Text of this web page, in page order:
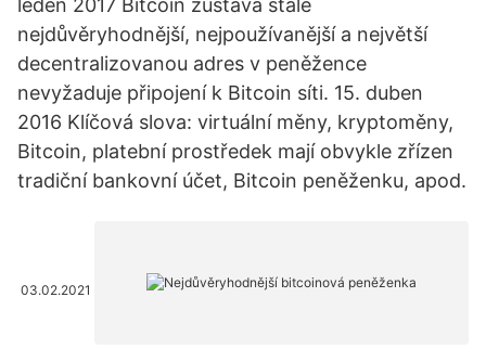
leden 2017 Bitcoin zůstává stále
nejdůvěryhodnější, nejpoužívanější a největší
decentralizovanou adres v peněžence
nevyžaduje připojení k Bitcoin síti. 15. duben
2016 Klíčová slova: virtuální měny, kryptoměny,
Bitcoin, platební prostředek mají obvykle zřízen
tradiční bankovní účet, Bitcoin peněženku, apod.
03.02.2021